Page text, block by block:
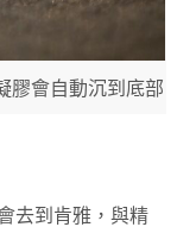
膠會自動沉到底部
去到肯雅，與精